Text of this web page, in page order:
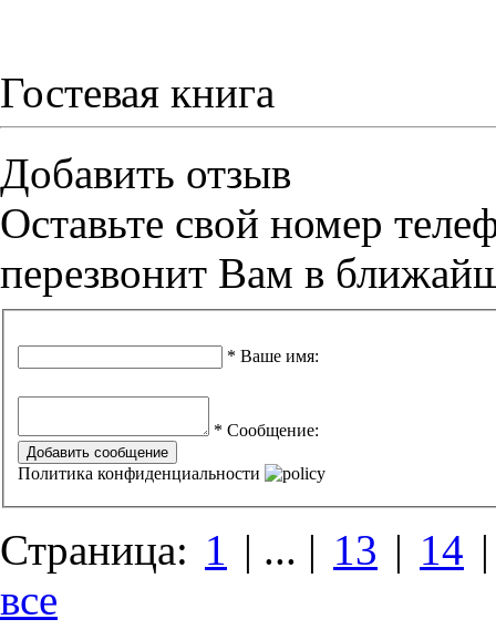
Гостевая книга
Добавить отзыв
Оставьте свой номер
перезвонит Вам в
* Ваше имя:
* Сообщение:
Добавить сообщение
Политика конфиденциальности
Страница: 1 | ... | 13 | 14
все